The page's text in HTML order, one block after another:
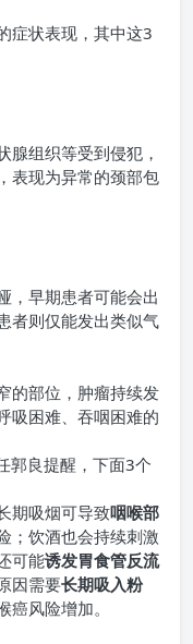
症状表现，其中这3
腺组织等受到侵犯，
表现为异常的颈部包
，早期患者可能会出
者则仅能发出类似气
的部位，肿瘤持续发
吸困难、吞咽困难的
郭良提醒，下面3个
期吸烟可导致咽喉部
；饮酒也会持续刺激
可能诱发胃食管反流
因需要长期吸入粉
癌风险增加。